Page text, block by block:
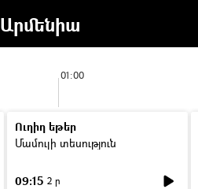
Արմենիա
01:00
Ուղիղ եթեր
Մամուլի տեսություն
09:15 2 ր